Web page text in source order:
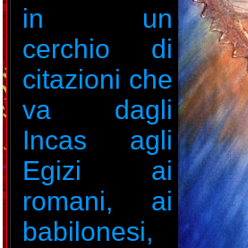
in un
cerchio di
citazioni che
va dagli
Incas agli
Egizi ai
romani, ai
babilonesi,